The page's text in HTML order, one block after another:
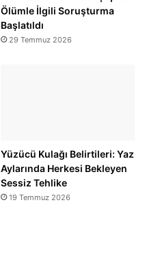
Ölümle İlgili Soruşturma
Başlatıldı
29 Temmuz 2026
Yüzücü Kulağı Belirtileri: Yaz
Aylarında Herkesi Bekleyen
Sessiz Tehlike
19 Temmuz 2026